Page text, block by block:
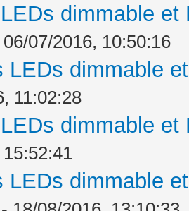
dimmable
07/2016, 10:50:16
LEDs dimmable
11:02:28
dimmable
LEDs dimmable